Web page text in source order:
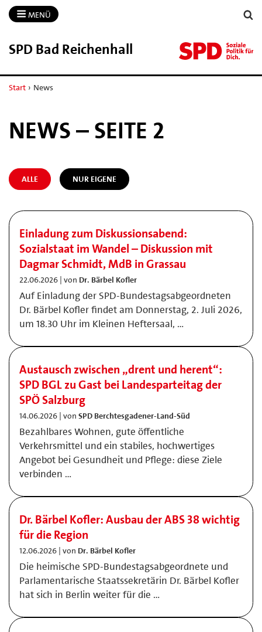
MENÜ
SPD Bad Reichenhall
Start › News
NEWS – SEITE 2
ALLE NUR EIGENE
Einladung zum Diskussionsabend:
Sozialstaat im Wandel – Diskussion mit
Dagmar Schmidt, MdB in Grassau
22.06.2026 | von Dr. Bärbel Kofler
Auf Einladung der SPD-Bundestagsabgeordneten
Dr. Bärbel Kofler findet am Donnerstag, 2. Juli 2026,
um 18.30 Uhr im Kleinen Heftersaal, …
Austausch zwischen „drent und herent“:
SPD BGL zu Gast bei Landesparteitag der
SPÖ Salzburg
14.06.2026 | von SPD Berchtesgadener-Land-Süd
Bezahlbares Wohnen, gute öffentliche
Verkehrsmittel und ein stabiles, hochwertiges
Angebot bei Gesundheit und Pflege: diese Ziele
verbinden …
Dr. Bärbel Kofler: Ausbau der ABS 38 wichtig
für die Region
12.06.2026 | von Dr. Bärbel Kofler
Die heimische SPD-Bundestagsabgeordnete und
Parlamentarische Staatssekretärin Dr. Bärbel Kofler
hat sich in Berlin weiter für die …